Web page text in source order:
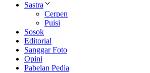
Sastra
Cerpen
Puisi
Sosok
Editorial
Sanggar Foto
Opini
Pabelan Pedia